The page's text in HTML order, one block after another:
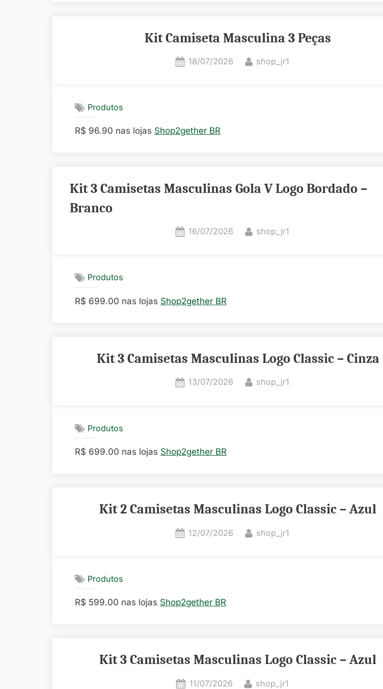
Kit Camiseta Masculina 3 Peças
Posted
18/07/2026 By
shop_jr1
Produtos
R$ 96.90 nas lojas Shop2gether BR
Kit 3 Camisetas Masculinas Gola V Logo Bordado –
Branco
Posted
16/07/2026 By
shop_jr1
Produtos
R$ 699.00 nas lojas Shop2gether BR
Kit 3 Camisetas Masculinas Logo Classic – Cinza
Posted
13/07/2026 By
shop_jr1
Produtos
R$ 699.00 nas lojas Shop2gether BR
Kit 2 Camisetas Masculinas Logo Classic – Azul
Posted
12/07/2026 By
shop_jr1
Produtos
R$ 599.00 nas lojas Shop2gether BR
Kit 3 Camisetas Masculinas Logo Classic – Azul
Posted
11/07/2026 By
shop_jr1